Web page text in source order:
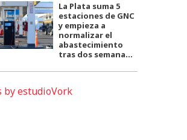
La Plata suma 5
estaciones de GNC
y empieza a
normalizar el
abastecimiento
tras dos semana...
by estudioVork